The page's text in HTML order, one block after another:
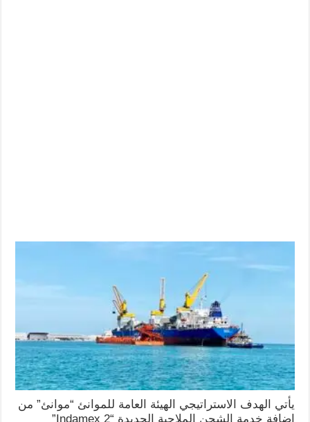
يأتي الهدف الاستراتيجي الهيئة العامة للموانئ “موانئ” من
إضافة خدمة الشحن الملاحية الجديدة “Indamex 2”